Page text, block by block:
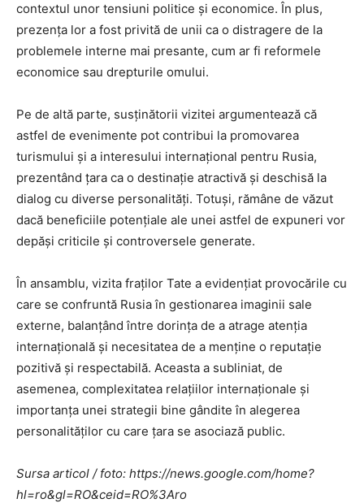
contextul unor tensiuni politice și economice. În plus,
prezența lor a fost privită de unii ca o distragere de la
problemele interne mai presante, cum ar fi reformele
economice sau drepturile omului.
Pe de altă parte, susținătorii vizitei argumentează că
astfel de evenimente pot contribui la promovarea
turismului și a interesului internațional pentru Rusia,
prezentând țara ca o destinație atractivă și deschisă la
dialog cu diverse personalități. Totuși, rămâne de văzut
dacă beneficiile potențiale ale unei astfel de expuneri vor
depăși criticile și controversele generate.
În ansamblu, vizita fraților Tate a evidențiat provocările cu
care se confruntă Rusia în gestionarea imaginii sale
externe, balanțând între dorința de a atrage atenția
internațională și necesitatea de a menține o reputație
pozitivă și respectabilă. Aceasta a subliniat, de
asemenea, complexitatea relațiilor internaționale și
importanța unei strategii bine gândite în alegerea
personalităților cu care țara se asociază public.
Sursa articol / foto: https://news.google.com/home?
hl=ro&gl=RO&ceid=RO%3Aro